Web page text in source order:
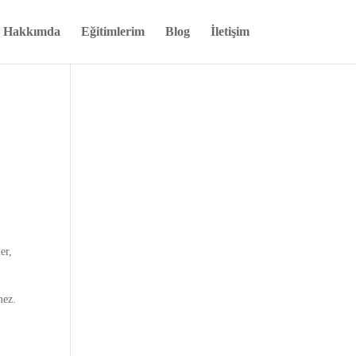
Hakkımda Eğitimlerim Blog İletişim